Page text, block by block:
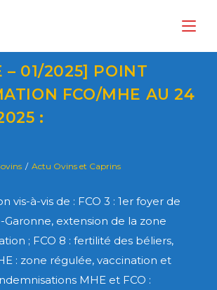
– 01/2025] POINT
FCO/MHE AU 24
:
/ Actu Ovins et Caprins
vis-à-vis de : FCO 3 : 1er foyer de
Garonne, extension de la zone
; FCO 8 : fertilité des béliers,
: zone régulée, vaccination et
MHE et FCO :